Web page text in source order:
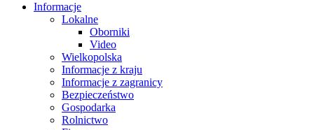
Informacje
Lokalne
Oborniki
Video
Wielkopolska
Informacje z kraju
Informacje z zagranicy
Bezpieczeństwo
Gospodarka
Rolnictwo